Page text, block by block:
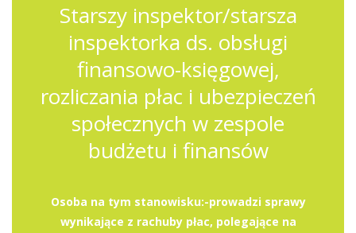
Starszy inspektor/starsza
inspektorka ds. obsługi
finansowo-księgowej,
rozliczania płac i ubezpieczeń
społecznych w zespole
budżetu i finansów
Osoba na tym stanowisku:-prowadzi sprawy
wynikające z rachuby płac, polegające na